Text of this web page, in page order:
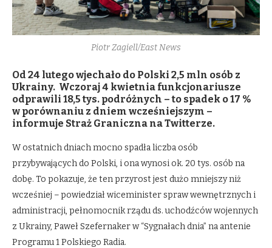
Piotr Zagiell/East News
Od 24 lutego wjechało do Polski 2,5 mln osób z
Ukrainy. Wczoraj 4 kwietnia funkcjonariusze
odprawili 18,5 tys. podróżnych – to spadek o 17 %
w porównaniu z dniem wcześniejszym –
informuje Straż Graniczna na Twitterze.
W ostatnich dniach mocno spadła liczba osób
przybywających do Polski, i ona wynosi ok. 20 tys. osób na
dobę. To pokazuje, że ten przyrost jest dużo mniejszy niż
wcześniej – powiedział wiceminister spraw wewnętrznych i
administracji, pełnomocnik rządu ds. uchodźców wojennych
z Ukrainy, Paweł Szefernaker w “Sygnałach dnia” na antenie
Programu 1 Polskiego Radia.